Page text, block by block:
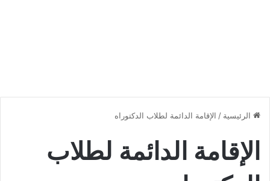
الرئيسية / الإقامة الدائمة لطلاب الدكتوراه
الإقامة الدائمة لطلاب